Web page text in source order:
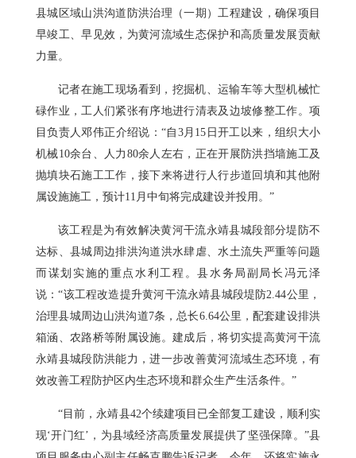
县城区域山洪沟道防洪治理（一期）工程建设，确保项目
早竣工、早见效，为黄河流域生态保护和高质量发展贡献
力量。
记者在施工现场看到，挖掘机、运输车等大型机械忙
碌作业，工人们紧张有序地进行清表及边坡修整工作。项
目负责人邓伟正介绍说：“自3月15日开工以来，组织大小
机械10余台、人力80余人左右，正在开展防洪挡墙施工及
抛填块石施工工作，接下来将进行人行步道回填和其他附
属设施施工，预计11月中旬将完成建设并投用。”
该工程是为有效解决黄河干流永靖县城段部分堤防不
达标、县城周边排洪沟道洪水肆虐、水土流失严重等问题
而谋划实施的重点水利工程。县水务局副局长冯元泽
说：“该工程改造提升黄河干流永靖县城段堤防2.44公里，
治理县城周边山洪沟道7条，总长6.64公里，配套建设排洪
箱涵、农路桥等附属设施。建成后，将切实提高黄河干流
永靖县城段防洪能力，进一步改善黄河流域生态环境，有
效改善工程防护区内生态环境和群众生产生活条件。”
“目前，永靖县42个续建项目已全部复工建设，顺利实
现‘开门红’，为县域经济高质量发展提供了坚强保障。”县